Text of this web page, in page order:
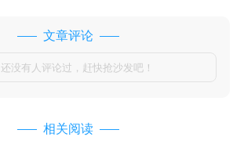
文章评论
还没有人评论过，赶快抢沙发吧！
相关阅读